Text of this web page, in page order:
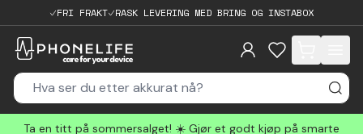
FRI FRAKT RASK LEVERING MED BRING OG INSTABOX
items in cart,
Ta en titt på sommersalget! ☀️ Gjør et godt kjøp på smarte